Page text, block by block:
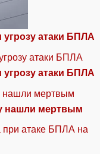
атаки БПЛА
атаки БПЛА
нашли мертвым